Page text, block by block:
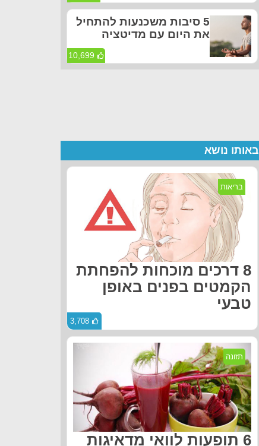
5 סיבות משכנעות להתחיל
את היום עם מדיטציה
10,699
באותו נושא
בריאות
8 דרכים מוכחות להפחתת
הקמטים בפנים באופן
טבעי
3,708
תזונה
6 תופעות לוואי מדאיגות